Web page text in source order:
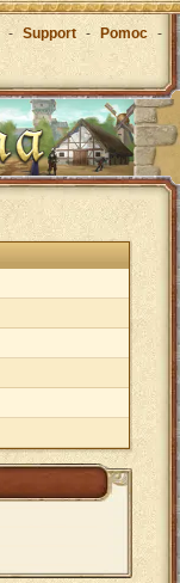
- Support - Pomoc -